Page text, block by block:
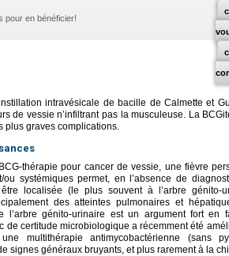
pour en bénéficier!
intravésicale de bacille de Calmette et
de vessie n’infiltrant pas la musculeuse. La
plus graves complications.
thérapie pour cancer de vessie, une fièvre
ou systémiques permet, en l’absence de
localisée (le plus souvent à l’arbre
des atteintes pulmonaires et
l’arbre génito-urinaire est un argument fort en
de certitude microbiologique a récemment été
multithérapie antimycobactérienne (sans
signes généraux bruyants, et plus rarement à la